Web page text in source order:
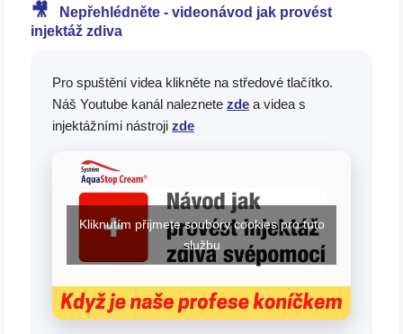
🎥
Nepřehlédněte - videonávod jak provést
injektáž zdiva
Pro spuštění videa klikněte na středové tlačítko.
Náš Youtube kanál naleznete zde a videa s
injektážními nástroji zde
Kliknutím přijmete soubory cookies pro tuto
službu